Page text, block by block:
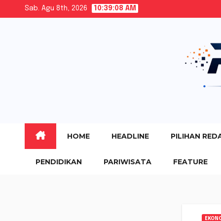
Sab. Agu 8th, 2026 10:39:10 AM
HOME HEADLINE PILIHAN
PENDIDIKAN PARIWISATA FEATURE